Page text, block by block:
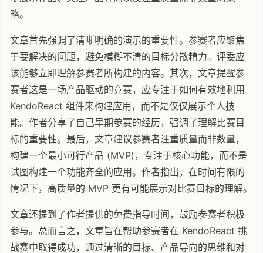
略。
文章首先强调了清晰明确的演示的重要性。参赛者应聚焦
于要解决的问题，避免模糊不清的目标分散精力。评委应
该能够立即理解参赛者所构建的内容。其次，文章提醒参
赛者这是一场产品驱动的竞赛，应专注于如何有效地利用
KendoReact 组件来构建应用，而不是仅仅展示个人技
能。作者分享了自己早期参赛的经历，强调了理解比赛目
标的重要性。最后，文章建议参赛者注重质量而非数量，
构建一个最小可行产品 (MVP)，专注于核心功能，而不是
试图构建一个功能齐全的应用。作者指出，在时间有限的
情况下，高质量的 MVP 更有可能展示对比赛目标的理解。
文章还提到了作者提供的免费指导时间，鼓励参赛者积极
参与。总而言之，文章旨在帮助参赛者在 KendoReact 挑
战赛中取得成功，通过清晰的目标、产品导向的思维和对